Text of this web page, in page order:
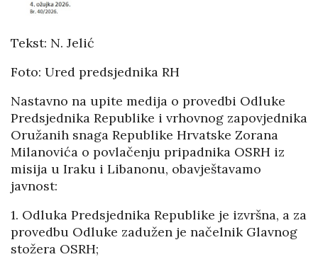
Tekst: N. Jelić
Foto: Ured predsjednika RH
Nastavno na upite medija o provedbi Odluke
Predsjednika Republike i vrhovnog zapovjednika
Oružanih snaga Republike Hrvatske Zorana
Milanovića o povlačenju pripadnika OSRH iz
misija u Iraku i Libanonu, obavještavamo
javnost:
1. Odluka Predsjednika Republike je izvršna, a za
provedbu Odluke zadužen je načelnik Glavnog
stožera OSRH;